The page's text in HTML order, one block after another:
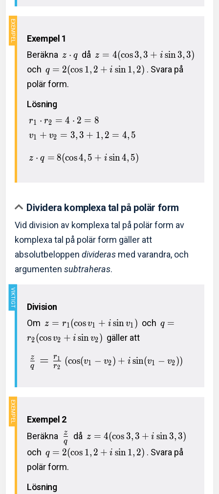
Exempel 1
Beräkna z ⋅ q dåz = 4(cos3,3 + i sin3, 3)
och q = 2(cos 1, 2 + i sin1, 2) . Svara på
polär form.
Lösning
r1 ⋅ r2 = 4 ⋅ 2 = 8
v1 + v2 = 3,3 + 1, 2 = 4, 5
z ⋅ q = 8(cos4, 5 + i sin4, 5)
Dividera komplexa tal på polär form
Vid division av komplexa tal på polär form av
komplexa tal på polär form gäller att
absolutbeloppen divideras med varandra, och
argumenten subtraheras.
Division
Om z = r1(cosv1 + i sinv1 ) och q =
r2(cosv2 + i sinv2) gäller att
q
z = r2
r1 (cos(v1 − v2) + i sin(v1 − v2))
Exempel 2
Beräkna
q
z då z = 4(cos3,3 + i sin3,3)
och q = 2(cos 1, 2 + i sin1, 2) . Svara på
polär form.
Lösning